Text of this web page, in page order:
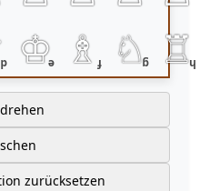
d e
♔ f
♗ g
♘ h
♖
zurücksetzen